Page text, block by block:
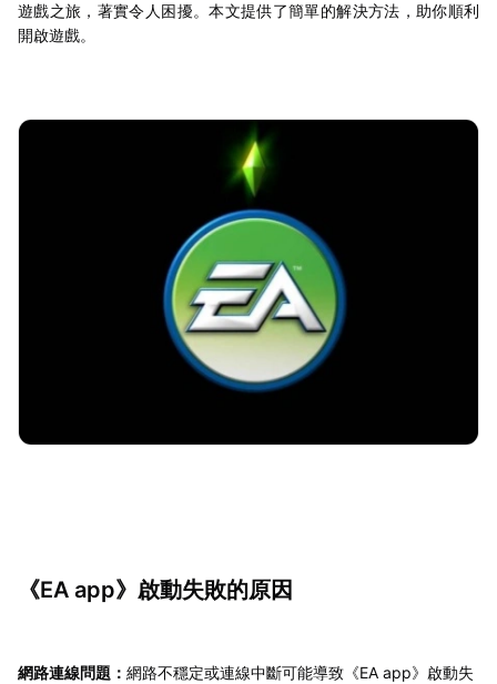
遊戲之旅，著實令人困擾。本文提供了簡單的解決方法，助你順利
開啟遊戲。
《EA app》啟動失敗的原因
網路連線問題： 網路不穩定或連線中斷可能導致《EA app》啟動失